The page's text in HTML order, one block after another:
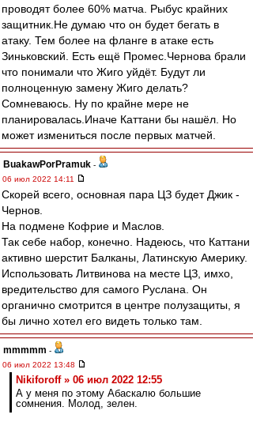
проводят более 60% матча. Рыбус крайних
защитник.Не думаю что он будет бегать в
атаку. Тем более на фланге в атаке есть
Зиньковский. Есть ещё Промес.Чернова брали
что понимали что Жиго уйдёт. Будут ли
полноценную замену Жиго делать?
Сомневаюсь. Ну по крайне мере не
планировалась.Иначе Каттани бы нашёл. Но
может измениться после первых матчей.
BuakawPorPramuk -
06 июл 2022 14:11
Скорей всего, основная пара ЦЗ будет Джик -
Чернов.
На подмене Кофрие и Маслов.
Так себе набор, конечно. Надеюсь, что Каттани
активно шерстит Балканы, Латинскую Америку.
Использовать Литвинова на месте ЦЗ, имхо,
вредительство для самого Руслана. Он
органично смотрится в центре полузащиты, я
бы лично хотел его видеть только там.
mmmmm -
06 июл 2022 13:48
Nikiforoff » 06 июл 2022 12:55
А у меня по этому Абаскалю большие
сомнения. Молод, зелен.